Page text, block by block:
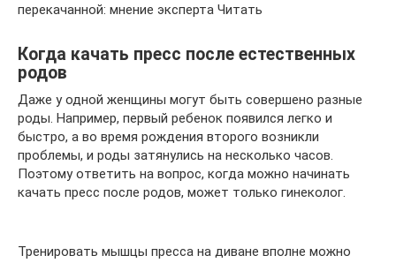
перекачанной: мнение эксперта Читать
Когда качать пресс после естественных
родов
Даже у одной женщины могут быть совершено разные
роды. Например, первый ребенок появился легко и
быстро, а во время рождения второго возникли
проблемы, и роды затянулись на несколько часов.
Поэтому ответить на вопрос, когда можно начинать
качать пресс после родов, может только гинеколог.
Тренировать мышцы пресса на диване вполне можно